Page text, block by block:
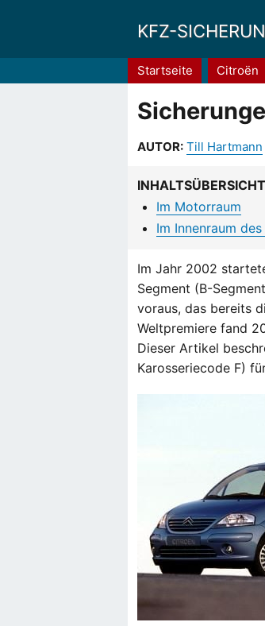
KFZ-
Startseite Citroën
AUTOR: Till Hartmann
INHALTSÜBERSICHT
Im Motorraum
Im Innenraum
Im Jahr 2002
Segment (B-
voraus, das bereits
Weltpremiere fand
Dieser Artikel
Karosseriecode F)